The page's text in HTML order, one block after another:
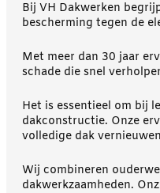
Bij VH Dakwerken
bescherming tegen de
Met meer dan 30 jaar
schade die snel
Het is essentieel om bij
dakconstructie. Onze
volledige dak
Wij combineren
dakwerkzaamheden.